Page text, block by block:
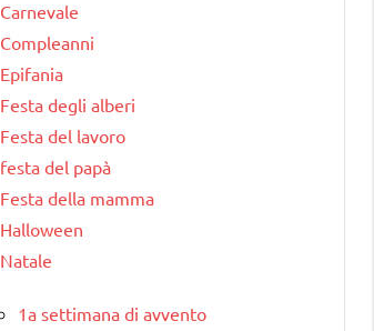
Carnevale
Compleanni
Epifania
Festa degli alberi
Festa del lavoro
festa del papà
Festa della mamma
Halloween
Natale
1a settimana di avvento